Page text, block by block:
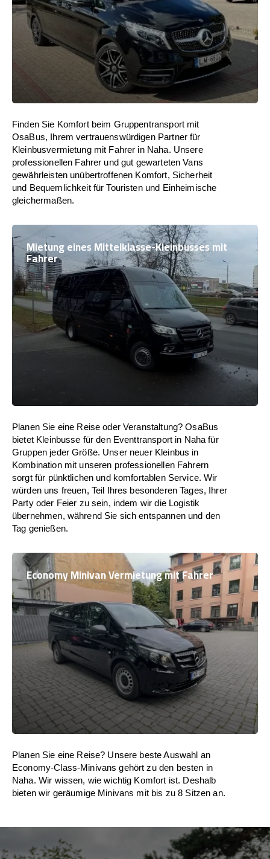
Finden Sie Komfort beim Gruppentransport mit
OsaBus, Ihrem vertrauenswürdigen Partner für
Kleinbusvermietung mit Fahrer in Naha. Unsere
professionellen Fahrer und gut gewarteten Vans
gewährleisten unübertroffenen Komfort, Sicherheit
und Bequemlichkeit für Touristen und Einheimische
gleichermaßen.
Mietung eines Mittelklasse-Kleinbusses mit
Fahrer
Planen Sie eine Reise oder Veranstaltung? OsaBus
bietet Kleinbusse für den Eventtransport in Naha für
Gruppen jeder Größe. Unser neuer Kleinbus in
Kombination mit unseren professionellen Fahrern
sorgt für pünktlichen und komfortablen Service. Wir
würden uns freuen, Teil Ihres besonderen Tages, Ihrer
Party oder Feier zu sein, indem wir die Logistik
übernehmen, während Sie sich entspannen und den
Tag genießen.
Economy Minivan Vermietung mit Fahrer
Planen Sie eine Reise? Unsere beste Auswahl an
Economy-Class-Minivans gehört zu den besten in
Naha. Wir wissen, wie wichtig Komfort ist. Deshalb
bieten wir geräumige Minivans mit bis zu 8 Sitzen an.